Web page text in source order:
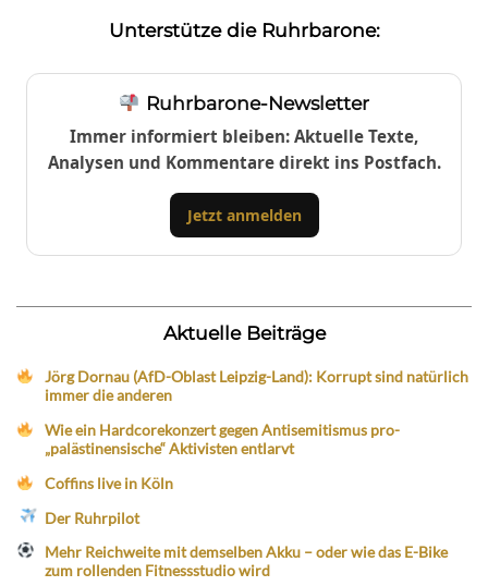
Unterstütze die Ruhrbarone:
Ruhrbarone-Newsletter
Immer informiert bleiben: Aktuelle Texte,
Analysen und Kommentare direkt ins Postfach.
Jetzt anmelden
Aktuelle Beiträge
Jörg Dornau (AfD-Oblast Leipzig-Land): Korrupt sind natürlich
immer die anderen
Wie ein Hardcorekonzert gegen Antisemitismus pro-
„palästinensische“ Aktivisten entlarvt
Coffins live in Köln
Der Ruhrpilot
Mehr Reichweite mit demselben Akku – oder wie das E-Bike
zum rollenden Fitnessstudio wird